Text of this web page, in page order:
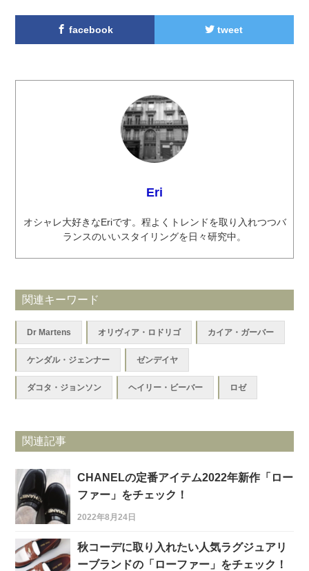
facebook tweet
Eri
オシャレ大好きなEriです。程よくトレンドを取り入れつつバ
ランスのいいスタイリングを日々研究中。
関連キーワード
Dr Martens オリヴィア・ロドリゴ カイア・ガーバー
ケンダル・ジェンナー ゼンデイヤ
ダコタ・ジョンソン ヘイリー・ビーバー ロゼ
関連記事
CHANELの定番アイテム2022年新作「ロー
ファー」をチェック！
2022年8月24日
秋コーデに取り入れたい人気ラグジュアリ
ーブランドの「ローファー」をチェック！